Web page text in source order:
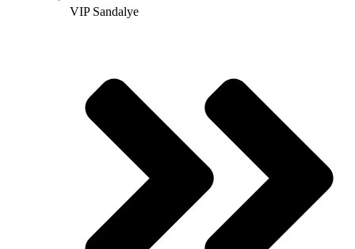
VIP Sandalye